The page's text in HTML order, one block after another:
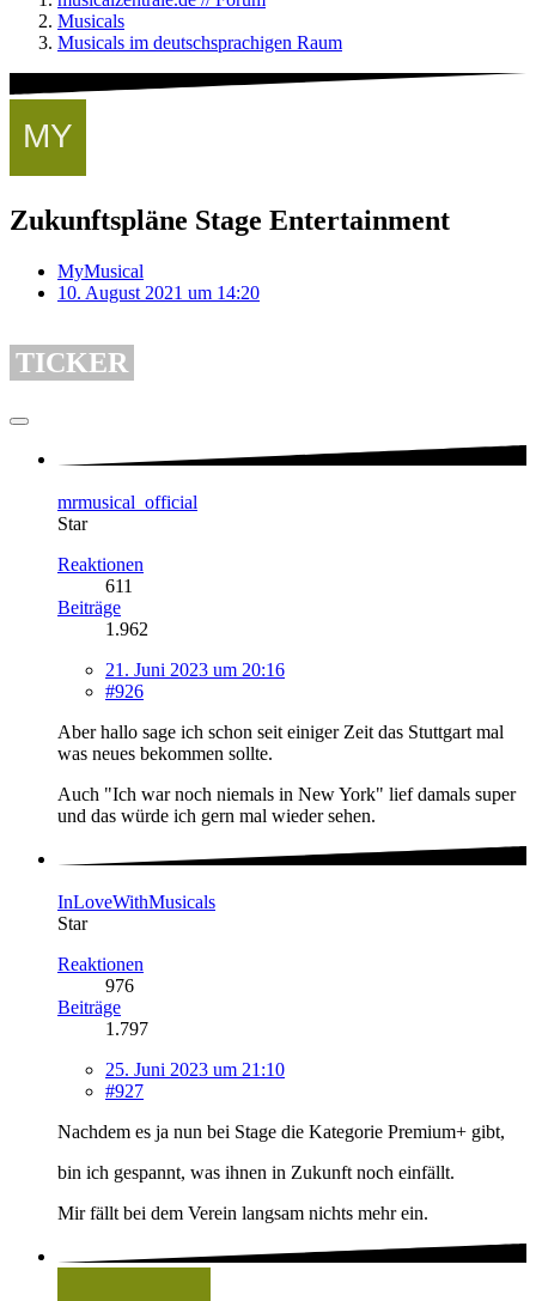
Musicals
Musicals im deutschsprachigen Raum
Zukunftspläne Stage Entertainment
MyMusical
10. August 2021 um 14:20
TICKER
mrmusical_official
Star
Reaktionen
611
Beiträge
1.962
21. Juni 2023 um 20:16
#926
Aber hallo sage ich schon seit einiger Zeit das Stuttgart mal
was neues bekommen sollte.
Auch "Ich war noch niemals in New York" lief damals super
und das würde ich gern mal wieder sehen.
InLoveWithMusicals
Star
Reaktionen
976
Beiträge
1.797
25. Juni 2023 um 21:10
#927
Nachdem es ja nun bei Stage die Kategorie Premium+ gibt,
bin ich gespannt, was ihnen in Zukunft noch einfällt.
Mir fällt bei dem Verein langsam nichts mehr ein.